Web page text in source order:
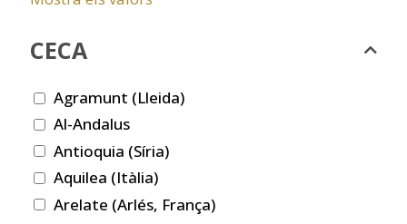
CECA
Agramunt (Lleida)
Al-Andalus
Antioquia (Síria)
Aquilea (Itàlia)
Arelate (Arlés, França)